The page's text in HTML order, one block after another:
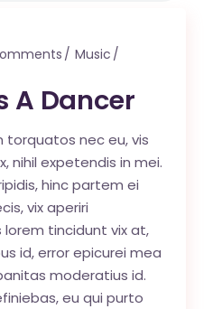
Music
A Dancer
torquatos nec eu, vis
nihil expetendis in mei.
hinc partem ei
vix aperiri
lorem tincidunt vix at,
id, error epicurei mea
moderatius id.
eu qui purto